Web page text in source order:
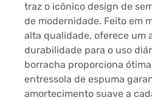
traz o icônico design de
de modernidade. Feito em
alta qualidade, oferece um
durabilidade para o uso
borracha proporciona
entressola de espuma
amortecimento suave a